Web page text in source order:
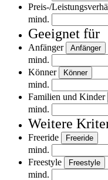
Preis-/
mind.
Geeignet für
Anfänger Anfänger
mind.
Könner
Könner
mind.
Familien und Kinder
mind.
Weitere
Freeride Freeride
mind.
Freestyle
Freestyle
mind.